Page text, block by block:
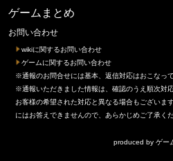
ゲームまとめ
お問い合わせ
wikiに関するお問い合わせ
ゲームに関するお問い合わせ
※通報のお問合せには基本、返信対応はおこなって
※通報いただきました情報は、確認のうえ順次対
お客様の希望された対応と異なる場合もございま
にはお答えできませんので、あらかじめご了承くだ
produced by ゲー